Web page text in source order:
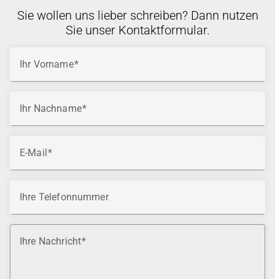
Sie wollen uns lieber schreiben? Dann nutzen
Sie unser Kontaktformular.
Ihr Vorname
Ihr Nachname
E-Mail
Ihre Telefonnummer
Ihre Nachricht